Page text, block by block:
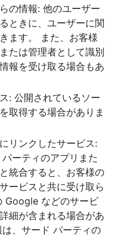
の情報: 他のユーザー
ときに、ユーザーに関
ます。 また、お客様
たは管理者として識別
報を受け取る場合もあ
: 公開されているソー
取得する場合がありま
リンクしたサービス:
ーティのアプリまた
統合すると、お客様の
ービスと共に受け取ら
Google などのサービ
細が含まれる場合があ
、サード パーティの